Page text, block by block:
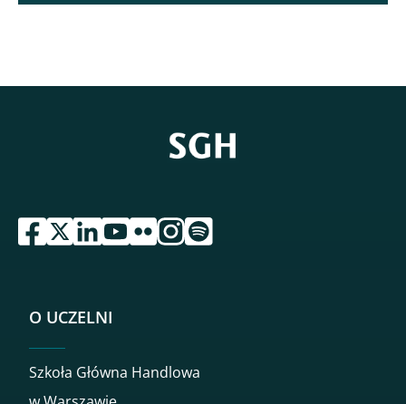
przejdź do serwisu facebook sgh
przejdź do serwisu twitter sgh
przejdź do serwisu linkedin sgh
przejdź do serwisu youtube sgh
przejdź do serwisu flickr sgh
przejdź do serwisu instagram sgh
przejdź do serwisu spotify sgh
O UCZELNI
Szkoła Główna Handlowa